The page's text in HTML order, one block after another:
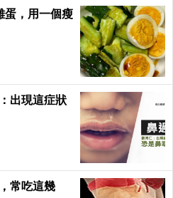
蛋，用一個瘦
出現這症狀
常吃這幾